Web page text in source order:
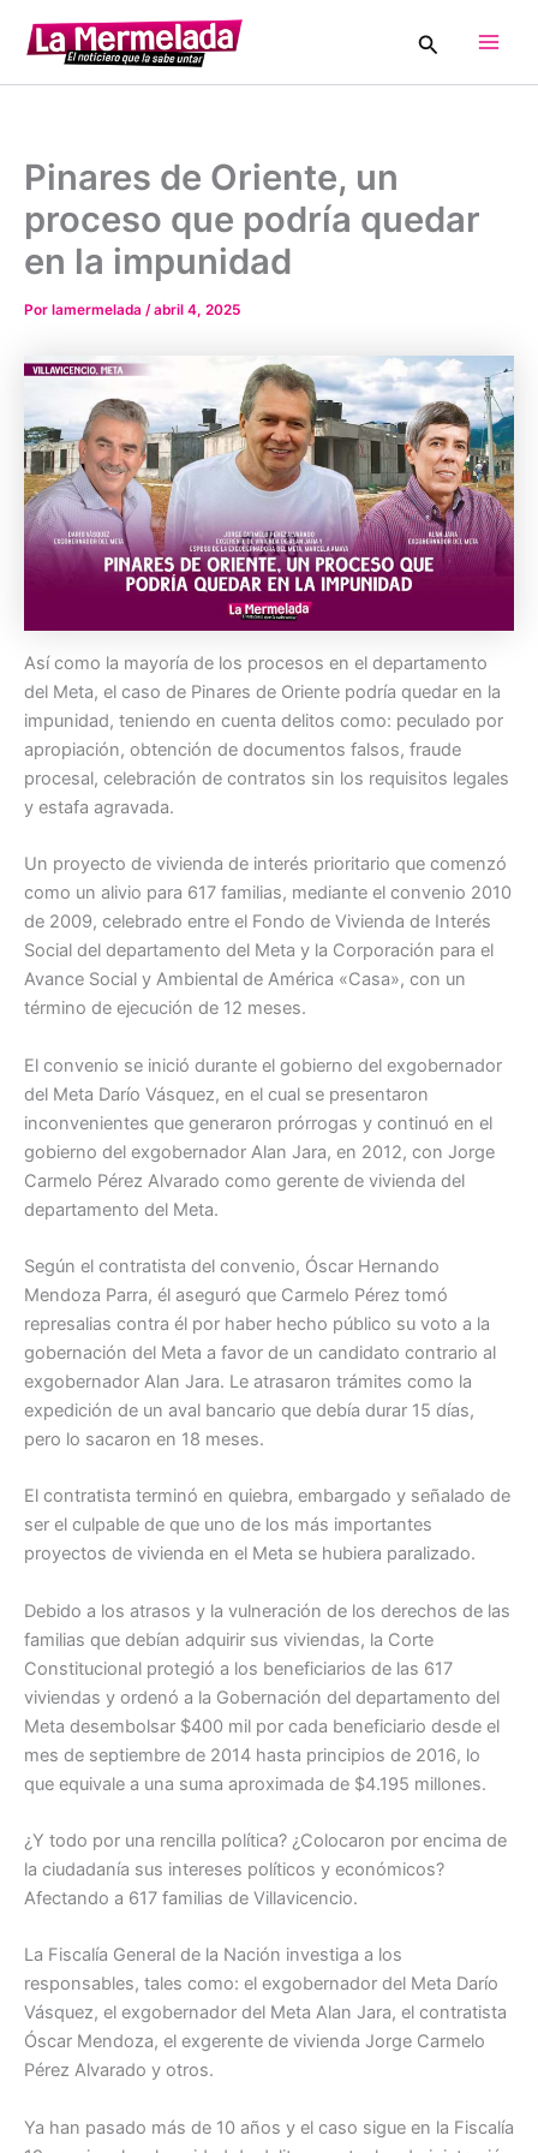
contenido
Buscar
Pinares de Oriente, un
proceso que podría quedar
en la impunidad
Por lamermelada /abril 4, 2025
Así como la mayoría de los procesos en el departamento
del Meta, el caso de Pinares de Oriente podría quedar en la
impunidad, teniendo en cuenta delitos como: peculado por
apropiación, obtención de documentos falsos, fraude
procesal, celebración de contratos sin los requisitos legales
y estafa agravada.
Un proyecto de vivienda de interés prioritario que comenzó
como un alivio para 617 familias, mediante el convenio 2010
de 2009, celebrado entre el Fondo de Vivienda de Interés
Social del departamento del Meta y la Corporación para el
Avance Social y Ambiental de América «Casa», con un
término de ejecución de 12 meses.
El convenio se inició durante el gobierno del exgobernador
del Meta Darío Vásquez, en el cual se presentaron
inconvenientes que generaron prórrogas y continuó en el
gobierno del exgobernador Alan Jara, en 2012, con Jorge
Carmelo Pérez Alvarado como gerente de vivienda del
departamento del Meta.
Según el contratista del convenio, Óscar Hernando
Mendoza Parra, él aseguró que Carmelo Pérez tomó
represalias contra él por haber hecho público su voto a la
gobernación del Meta a favor de un candidato contrario al
exgobernador Alan Jara. Le atrasaron trámites como la
expedición de un aval bancario que debía durar 15 días,
pero lo sacaron en 18 meses.
El contratista terminó en quiebra, embargado y señalado de
ser el culpable de que uno de los más importantes
proyectos de vivienda en el Meta se hubiera paralizado.
Debido a los atrasos y la vulneración de los derechos de las
familias que debían adquirir sus viviendas, la Corte
Constitucional protegió a los beneficiarios de las 617
viviendas y ordenó a la Gobernación del departamento del
Meta desembolsar $400 mil por cada beneficiario desde el
mes de septiembre de 2014 hasta principios de 2016, lo
que equivale a una suma aproximada de $4.195 millones.
¿Y todo por una rencilla política? ¿Colocaron por encima de
la ciudadanía sus intereses políticos y económicos?
Afectando a 617 familias de Villavicencio.
La Fiscalía General de la Nación investiga a los
responsables, tales como: el exgobernador del Meta Darío
Vásquez, el exgobernador del Meta Alan Jara, el contratista
Óscar Mendoza, el exgerente de vivienda Jorge Carmelo
Pérez Alvarado y otros.
Ya han pasado más de 10 años y el caso sigue en la Fiscalía